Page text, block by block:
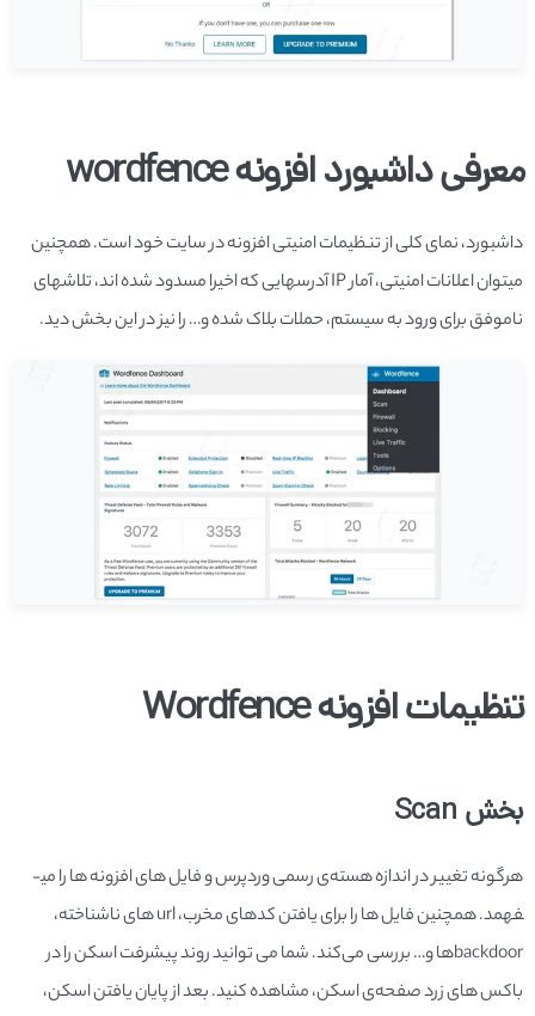
معرفی داشبورد افزونه wordfence
داشبورد، نمای کلی از تنظیمات امنیتی افزونه در سایت خود است. همچنین
می­توان اعلانات امنیتی، آمار IP آدرس­هایی که اخیرا مسدود شده ­اند، تلاش­های
ناموفق برای ورود به سیستم، حملات بلاک شده و… را نیز در این بخش دید.
تنظیمات افزونه Wordfence
بخش Scan
هرگونه تغییر در اندازه هسته­‌ی رسمی وردپرس و فایل­ های افزونه ­ها را می­
فهمد. همچنین فایل­ ها را برای یافتن کدهای مخرب، url ­های ناشناخته،
backdoor­ها و… بررسی می‌کند. شما می­ توانید روند پیشرفت اسکن را در
باکس­ های زرد صفحه­‌ی اسکن، مشاهده کنید. بعد از پایان یافتن اسکن،